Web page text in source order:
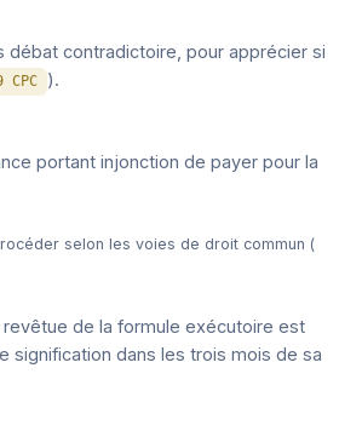
contradictoire, pour apprécier si
).
portant injonction de payer pour la
selon les voies de droit commun (
de la formule exécutoire est
signification dans les trois mois de sa